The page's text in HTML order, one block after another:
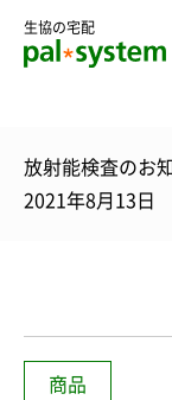
生協の宅配
放射能検査のお
2021年8月13日
商品